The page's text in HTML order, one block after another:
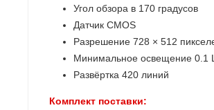
Угол обзора в 170 градусов
Датчик CMOS
Разрешение 728 × 512
Минимальное освещение 0.1
Развёртка 420 линий
Комплект поставки: